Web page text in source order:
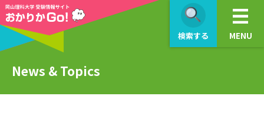
検索する MENU
News & Topics